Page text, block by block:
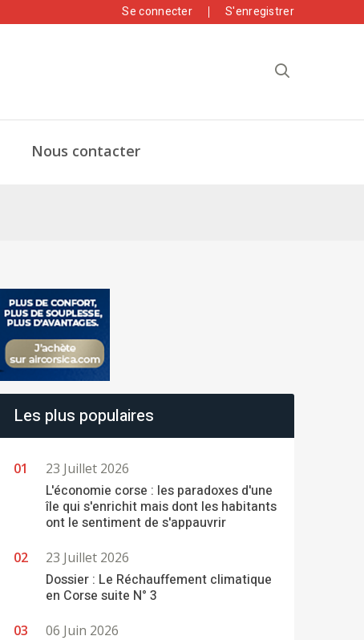
Se connecter S'enregistrer
Nous contacter
Les plus populaires
23 Juillet 2026
L'économie corse : les paradoxes d'une
île qui s'enrichit mais dont les habitants
ont le sentiment de s'appauvrir
23 Juillet 2026
Dossier : Le Réchauffement climatique
en Corse suite N° 3
06 Juin 2026